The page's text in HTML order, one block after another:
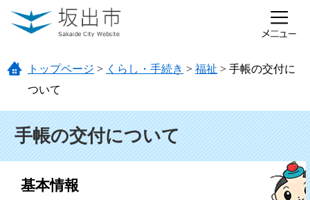
ページの先頭です。
メニューを飛ばして本文へ
トップページ > くらし・手続き > 福祉 > 手帳の交付に
ついて
手帳の交付について
基本情報